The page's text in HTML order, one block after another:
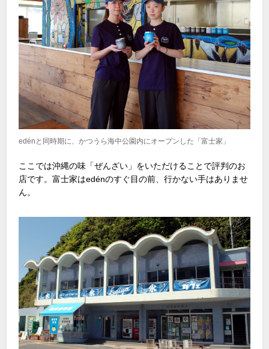
edénと同時期に、かつうら海中公園内にオープンした「富士家」
ここでは沖縄の味「ぜんざい」をいただけることで評判のお
店です。富士家はedénのすぐ目の前、行かない手はありませ
ん。